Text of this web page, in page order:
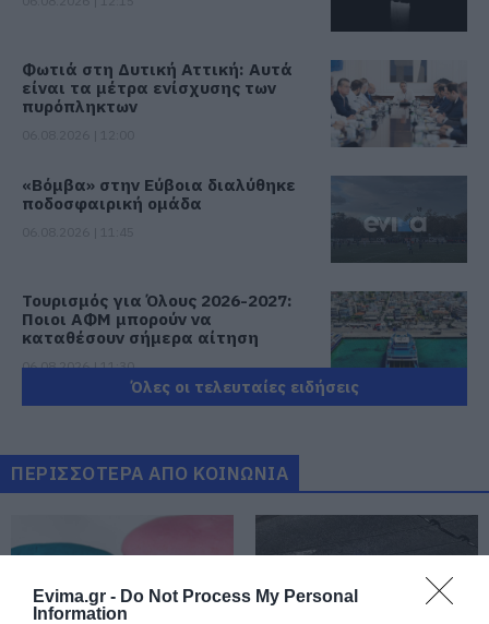
Evima.gr - Do Not Process My Personal
Information
Φωτιά στη Δυτική Αττική: Αυτά
είναι τα μέτρα ενίσχυσης των
πυρόπληκτων
«Βόμβα» στην Εύβοια διαλύθηκε
ποδοσφαιρική ομάδα
Τουρισμός για Όλους 2026-2027:
Ποιοι ΑΦΜ μπορούν να
καταθέσουν σήμερα αίτηση
06.08.2026 | 11:30
Γνωρίστε τα αρχαιολογικά
ευρήματα της Εύβοιας! Δείτε τα
06.08.2026 | 11:00
Όλες οι τελευταίες ειδήσεις
ΠΕΡΙΣΣΟΤΕΡΑ ΑΠΟ ΚΟΙΝΩΝΙΑ